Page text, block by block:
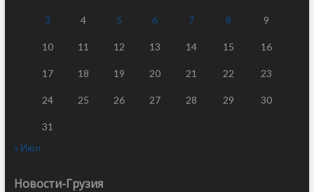
3 4 5 6 7 8 9
10 11 12 13 14 15 16
17 18 19 20 21 22 23
24 25 26 27 28 29 30
31
« Июл
Новости-Грузия